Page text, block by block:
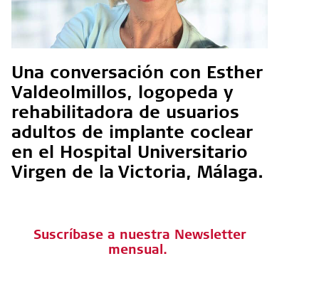
Una conversación con Esther
Valdeolmillos, logopeda y
rehabilitadora de usuarios
adultos de implante coclear
en el Hospital Universitario
Virgen de la Victoria, Málaga.
Suscríbase a nuestra Newsletter
mensual.